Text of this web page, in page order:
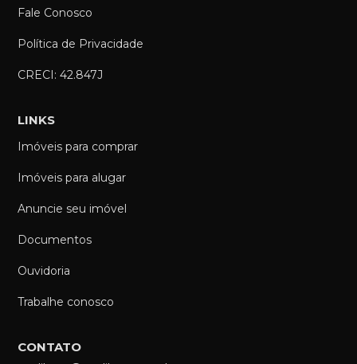
Fale Conosco
Política de Privacidade
CRECI: 42.847J
LINKS
Imóveis para comprar
Imóveis para alugar
Anuncie seu imóvel
Documentos
Ouvidoria
Trabalhe conosco
CONTATO